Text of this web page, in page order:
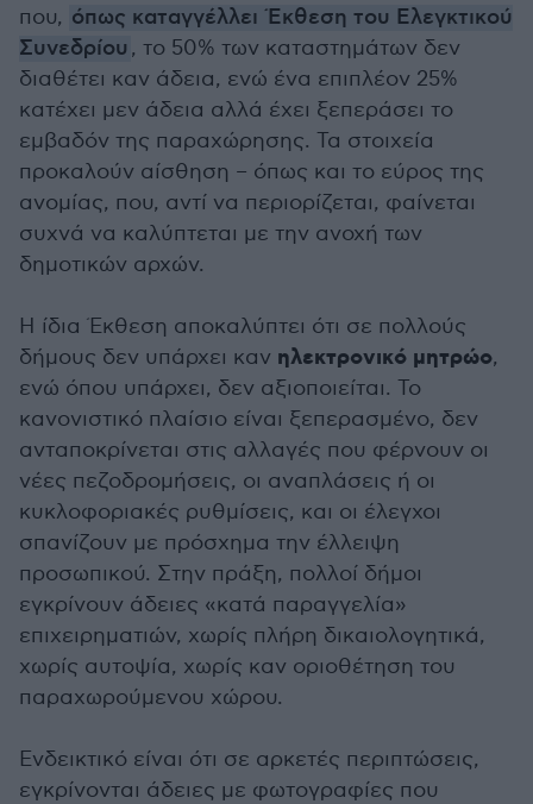
που, όπως καταγγέλλει Έκθεση του Ελεγκτικού
Συνεδρίου , το 50% των καταστημάτων δεν
διαθέτει καν άδεια, ενώ ένα επιπλέον 25%
κατέχει μεν άδεια αλλά έχει ξεπεράσει το
εμβαδόν της παραχώρησης. Τα στοιχεία
προκαλούν αίσθηση – όπως και το εύρος της
ανομίας, που, αντί να περιορίζεται, φαίνεται
συχνά να καλύπτεται με την ανοχή των
δημοτικών αρχών.
Η ίδια Έκθεση αποκαλύπτει ότι σε πολλούς
δήμους δεν υπάρχει καν ηλεκτρονικό μητρώο,
ενώ όπου υπάρχει, δεν αξιοποιείται. Το
κανονιστικό πλαίσιο είναι ξεπερασμένο, δεν
ανταποκρίνεται στις αλλαγές που φέρνουν οι
νέες πεζοδρομήσεις, οι αναπλάσεις ή οι
κυκλοφοριακές ρυθμίσεις, και οι έλεγχοι
σπανίζουν με πρόσχημα την έλλειψη
προσωπικού. Στην πράξη, πολλοί δήμοι
εγκρίνουν άδειες «κατά παραγγελία»
επιχειρηματιών, χωρίς πλήρη δικαιολογητικά,
χωρίς αυτοψία, χωρίς καν οριοθέτηση του
παραχωρούμενου χώρου.
Ενδεικτικό είναι ότι σε αρκετές περιπτώσεις,
εγκρίνονται άδειες με φωτογραφίες που